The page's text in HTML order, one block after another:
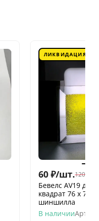
ЛИКВИДАЦИЯ
60 ₽/шт.120
Бевелс AV19
квадрат 76 х 76
шиншилла
В наличии